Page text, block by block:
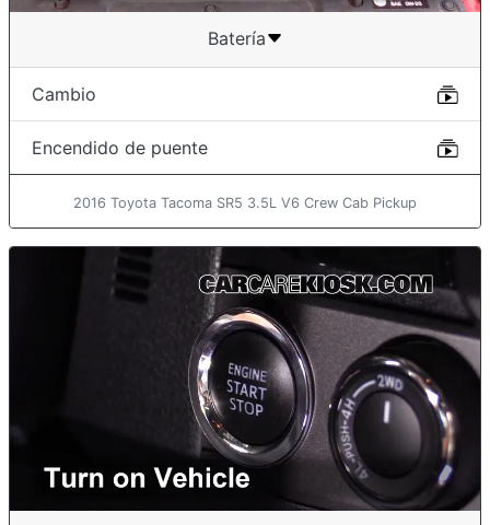
Batería
Cambio
Encendido de puente
2016 Toyota Tacoma SR5 3.5L V6 Crew Cab Pickup